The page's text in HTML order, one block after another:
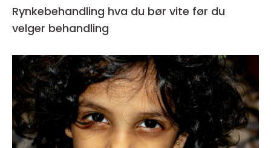
Rynkebehandling hva du bør vite før du
velger behandling